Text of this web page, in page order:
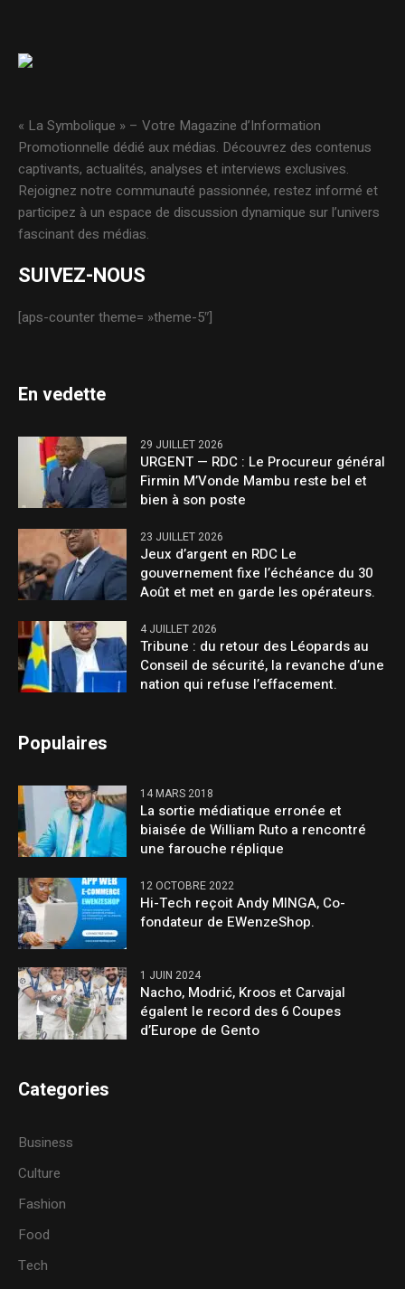
« La Symbolique » – Votre Magazine d’Information
Promotionnelle dédié aux médias. Découvrez des contenus
captivants, actualités, analyses et interviews exclusives.
Rejoignez notre communauté passionnée, restez informé et
participez à un espace de discussion dynamique sur l’univers
fascinant des médias.
SUIVEZ-NOUS
[aps-counter theme= »theme-5″]
En vedette
29 JUILLET 2026
URGENT — RDC : Le Procureur général
Firmin M’Vonde Mambu reste bel et
bien à son poste
23 JUILLET 2026
Jeux d’argent en RDC Le
gouvernement fixe l’échéance du 30
Août et met en garde les opérateurs.
4 JUILLET 2026
Tribune : du retour des Léopards au
Conseil de sécurité, la revanche d’une
nation qui refuse l’effacement.
Populaires
14 MARS 2018
La sortie médiatique erronée et
biaisée de William Ruto a rencontré
une farouche réplique
12 OCTOBRE 2022
Hi-Tech reçoit Andy MINGA, Co-
fondateur de EWenzeShop.
1 JUIN 2024
Nacho, Modrić, Kroos et Carvajal
égalent le record des 6 Coupes
d’Europe de Gento
Categories
Business
Culture
Fashion
Food
Tech